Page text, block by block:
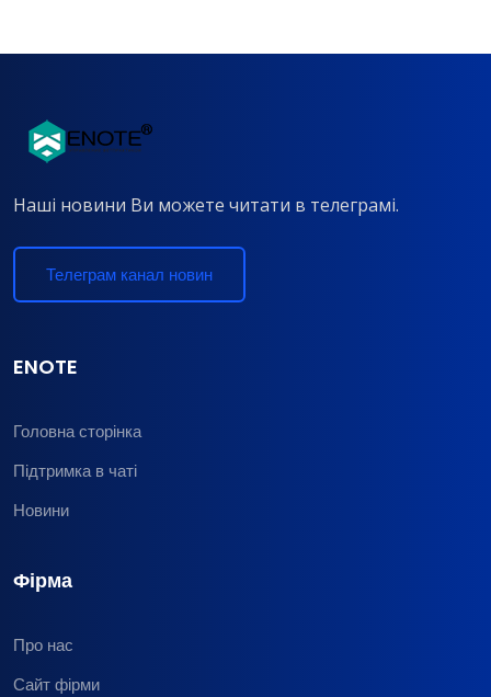
Наші новини Ви можете читати в телеграмі.
Телеграм канал новин
ENOTE
Головна сторінка
Підтримка в чаті
Новини
Фірма
Про нас
Сайт фірми